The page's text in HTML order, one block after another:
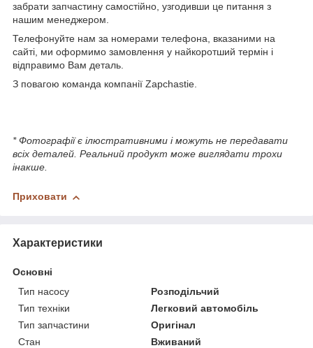
забрати запчастину самостійно, узгодивши це питання з
нашим менеджером.
Телефонуйте нам за номерами телефона, вказаними на
сайті, ми оформимо замовлення у найкоротший термін і
відправимо Вам деталь.
З повагою команда компанії Zapchastie.
* Фотографії є ілюстративними і можуть не передавати
всіх деталей. Реальний продукт може виглядати трохи
інакше.
Приховати
Характеристики
Основні
Тип насосу
Розподільчий
Тип техніки
Легковий автомобіль
Тип запчастини
Оригінал
Стан
Вживаний